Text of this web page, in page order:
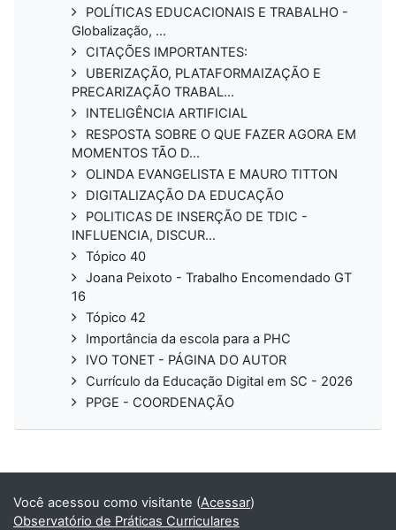
POLÍTICAS EDUCACIONAIS E TRABALHO -
Globalização, ...
CITAÇÕES IMPORTANTES:
UBERIZAÇÃO, PLATAFORMAIZAÇÃO E
PRECARIZAÇÃO TRABAL...
INTELIGÊNCIA ARTIFICIAL
RESPOSTA SOBRE O QUE FAZER AGORA EM
MOMENTOS TÃO D...
OLINDA EVANGELISTA E MAURO TITTON
DIGITALIZAÇÃO DA EDUCAÇÃO
POLITICAS DE INSERÇÃO DE TDIC -
INFLUENCIA, DISCUR...
Tópico 40
Joana Peixoto - Trabalho Encomendado GT
16
Tópico 42
Importância da escola para a PHC
IVO TONET - PÁGINA DO AUTOR
Currículo da Educação Digital em SC - 2026
PPGE - COORDENAÇÃO
Você acessou como visitante (Acessar)
Observatório de Práticas Curriculares